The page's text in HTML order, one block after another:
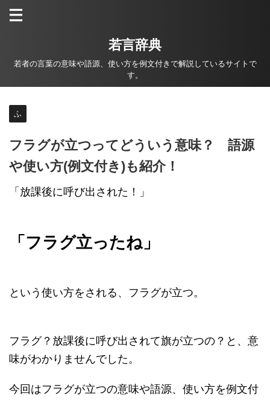
若言辞典
若者の言葉の意味や語源、使い方を例文付きで解説しているサイトで
す。
ふ
フラグが立つってどういう意味？ 語源
や使い方(例文付き)も紹介！
「放課後に呼び出された！」
「フラグ立ったね」
という使い方をされる、フラグが立つ。
フラグ？放課後に呼び出されて旗が立つの？と、意
味がわかりませんでした。
今回はフラグが立つの意味や語源、使い方を例文付